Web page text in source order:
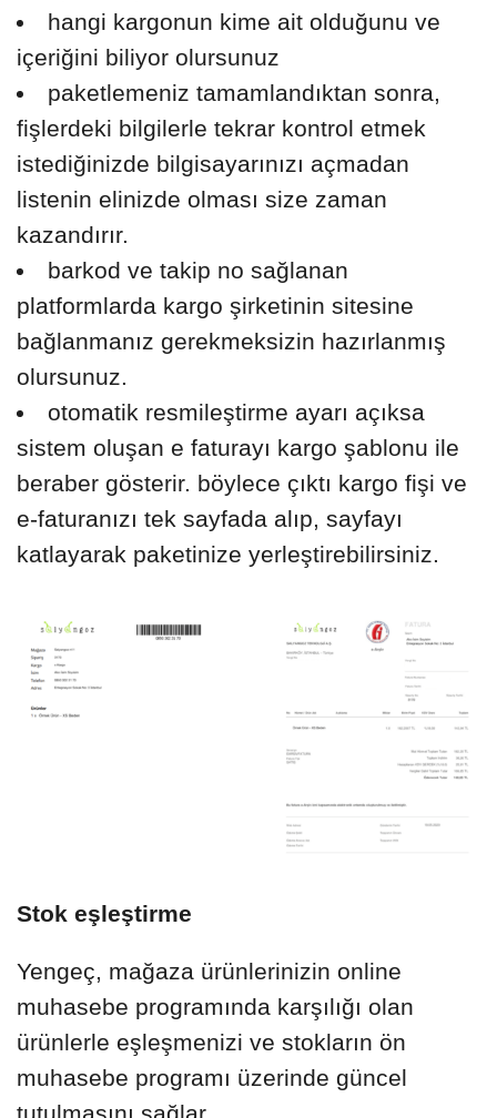
hangi kargonun kime ait olduğunu ve
içeriğini biliyor olursunuz
paketlemeniz tamamlandıktan sonra,
fişlerdeki bilgilerle tekrar kontrol etmek
istediğinizde bilgisayarınızı açmadan
listenin elinizde olması size zaman
kazandırır.
barkod ve takip no sağlanan
platformlarda kargo şirketinin sitesine
bağlanmanız gerekmeksizin hazırlanmış
olursunuz.
otomatik resmileştirme ayarı açıksa
sistem oluşan e faturayı kargo şablonu ile
beraber gösterir. böylece çıktı kargo fişi ve
e-faturanızı tek sayfada alıp, sayfayı
katlayarak paketinize yerleştirebilirsiniz.
Stok eşleştirme
Yengeç, mağaza ürünlerinizin online
muhasebe programında karşılığı olan
ürünlerle eşleşmenizi ve stokların ön
muhasebe programı üzerinde güncel
tutulmasını sağlar.